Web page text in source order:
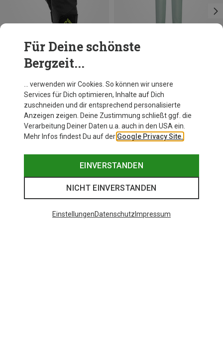
Du sparst 16%
CMP
Damen Stretch Fleece Hose
36,76 €
Für Deine schönste
Bergzeit...
… verwenden wir Cookies. So können wir unsere
Services für Dich optimieren, Inhalte auf Dich
zuschneiden und dir entsprechend personalisierte
Anzeigen zeigen. Deine Zustimmung schließt ggf. die
Verarbeitung Deiner Daten u.a. auch in den USA ein.
Mehr Infos findest Du auf der Google Privacy Site.
EINVERSTANDEN
NICHT EINVERSTANDEN
EinstellungenDatenschutz Impressum